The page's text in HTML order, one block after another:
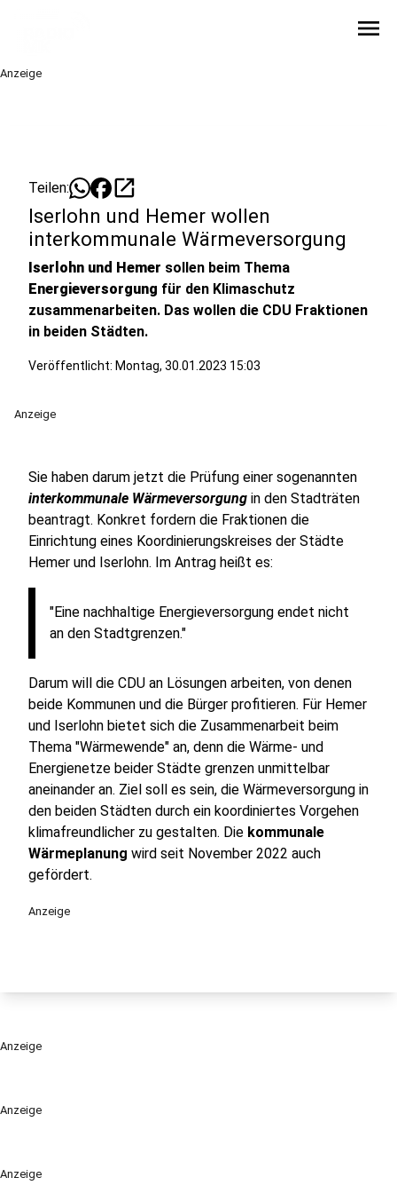
menu
Anzeige
Anzeige
Anzeige
Teilen: open_in_new
Iserlohn und Hemer wollen
interkommunale Wärmeversorgung
Iserlohn und Hemer sollen beim Thema
Energieversorgung für den Klimaschutz
zusammenarbeiten. Das wollen die CDU Fraktionen
in beiden Städten.
Veröffentlicht: Montag, 30.01.2023 15:03
Anzeige
Sie haben darum jetzt die Prüfung einer sogenannten
interkommunale Wärmeversorgung in den Stadträten
beantragt. Konkret fordern die Fraktionen die
Einrichtung eines Koordinierungskreises der Städte
Hemer und Iserlohn. Im Antrag heißt es:
"Eine nachhaltige Energieversorgung endet nicht
an den Stadtgrenzen."
Darum will die CDU an Lösungen arbeiten, von denen
beide Kommunen und die Bürger profitieren. Für Hemer
und Iserlohn bietet sich die Zusammenarbeit beim
Thema "Wärmewende" an, denn die Wärme- und
Energienetze beider Städte grenzen unmittelbar
aneinander an. Ziel soll es sein, die Wärmeversorgung in
den beiden Städten durch ein koordiniertes Vorgehen
klimafreundlicher zu gestalten. Die kommunale
Wärmeplanung wird seit November 2022 auch
gefördert.
Anzeige
Anzeige